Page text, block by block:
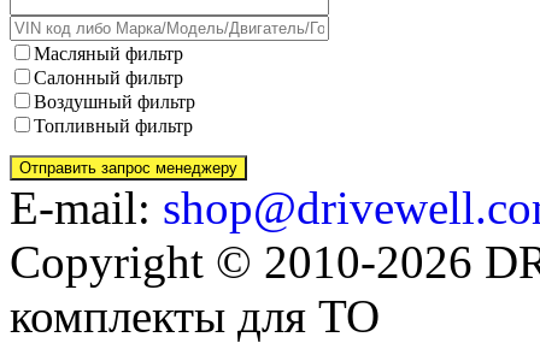
Масляный фильтр
Салонный фильтр
Воздушный фильтр
Топливный фильтр
E-mail:
Copyright © 2010-2026
комплекты для ТО